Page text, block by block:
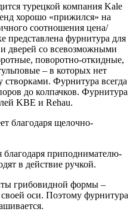
турецкой компания Kale
хорошо «прижился» на
соотношения цена/
представлена фурнитура для
и дверей со всевозможными
поворотно-откидные,
– в которых нет
Фурнитура всегда
до колпачков. Фурнитура
KBE и Rehau.
благодаря щелочно-
благодаря приподнимателю-
в действие ручкой.
грибовидной формы –
оси. Поэтому фурнитура